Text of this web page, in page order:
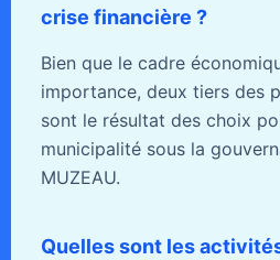
crise financière ?
Bien que le cadre
importance, deux tiers des
sont le résultat des choix
municipalité sous la
MUZEAU.
Quelles sont les